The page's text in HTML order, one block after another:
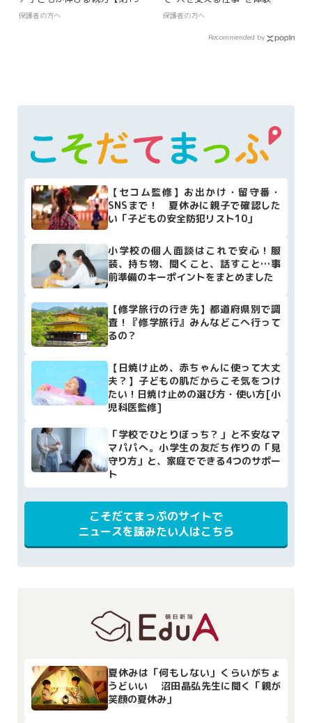
回】
保護者の方へ 保護者の方へ
Recommended by
【セコム監修】お出かけ・留守番・
SNSまで！ 夏休みに親子で確認した
い「子どもの安全防犯リスト10」
小学校の個人面談はこれで安心！服
装、持ち物、聞くこと、話すこと…事
前準備のキーポイントをまとめました
【修学旅行の行き先】都道府県別で調
査！『修学旅行』みんなどこへ行って
るの？
【日焼け止め、赤ちゃんに使って大丈
夫？】子どもの肌だからこそ気をつけ
たい！日焼け止めの選び方・使い方[小
児科医監修]
「学校でひとりぼっち？」と不安なマ
マパパへ。小学生の友だち作りの「見
守り方」と、家庭でできる4つのサポー
ト
こそだてまっぷのサイトで
ニュースを読みたい人はこちら
夏休みは「何もしない」くらいがちょ
うどいい 沼田晶弘先生に聞く「親が
笑顔の夏休み」